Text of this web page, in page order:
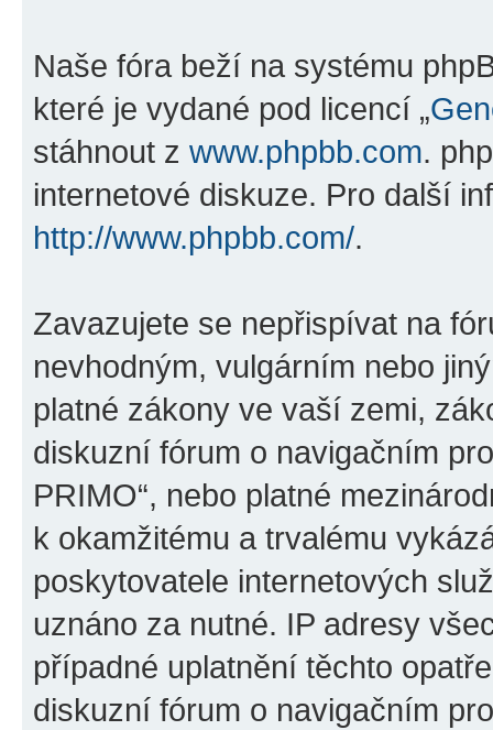
Naše fóra beží na systému
které je vydané pod licencí „
stáhnout z www.phpbb.com.
internetové diskuze. Pro další
http://www.phpbb.com/.
Zavazujete se nepřispívat na
nevhodným, vulgárním nebo
platné zákony ve vaší zemi,
diskuzní fórum o navigačním
PRIMO“, nebo platné
k okamžitému a trvalému
poskytovatele internetových
uznáno za nutné. IP adresy
případné uplatnění těchto
diskuzní fórum o navigačním